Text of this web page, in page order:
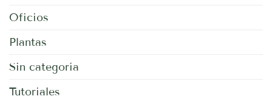
Oficios
Plantas
Sin categoría
Tutoriales